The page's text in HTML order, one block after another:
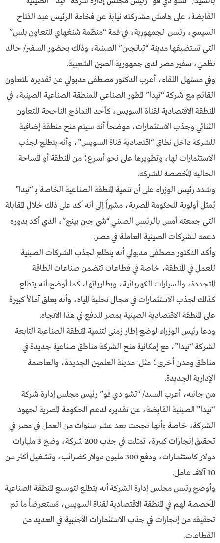
القابضة، على هامش مشاركته نيابة عن فخامة الرئيس عبد الفتاح
السيسي، رئيس الجمهورية، في قمة “منظمة شنغهاي للتعاون بلس”
التي تستضيفها مدينة “تيانجين” الصينية، وذلك بحضور السفير/ خالد
نظمي، سفير مصر لدى جمهورية الصين الشعبية.
وفي مستهل اللقاء، أعرب الدكتور مصطفى مدبولي عن تقديره للتعاون
القائم مع شركة “تيدا” المطور الصناعي للمنطقة الصناعية الصينية، في
المنطقة الاقتصادية لقناة السويس، كأحد النماذج الناجحة للتعاون
الثنائي وجذب الاستثمارات، موضحاً أنه سيتم منح منطقة إضافية
للشركة داخل نطاق “اقتصادية قناة السويس”، وأنه يتطلع لجذب
الاستثمارات لها، وتطويرها على نحو أسرع؛ من المنطقة أو المساحة
الحالية المُخصصة للشركة.
وشدد رئيس الوزراء على أن تنمية المنطقة الصناعية الخاصة بـ “تيدا”
يُمثل أولوية للحكومة المصرية، مشيراً إلى أنه أكد على ذلك خلال المقابلة
التي جمعته أمس بالرئيس الصيني “شي جين بينج”، الذي أكد بدوره
دعمه للشركات الصينية العاملة في مصر.
وأكد الدكتور مصطفى مدبولي أنه يتطلع لجذب الشركات الصينية
للعمل في المنطقة، خاصة في قطاعات تتضمن صناعات الطاقة
المتجددة، والسيارات الكهربائية، وبطارياتها، كما أوضح أنه يتطلع
كذلك لجذب الاستثمارات في مجال تحلية المياه، وأنه يعلق آمالاً كبيرة
على المنطقة الاقتصادية الصينية بمصر للدفع في هذا الاتجاه.
ودعا رئيس الوزراء لوضع إطار زمني لتنمية المنطقة الصناعية التابعة
لشركة “تيدا”، مع إمكانية منح الشركة مناطق صناعية جديدة في
مناطق ومدن أخرى؛ مثل: مدينة العلمين الجديدة، والعاصمة
الإدارية الجديدة.
من جانبه، أعرب السيد/ “تشو دي فو” رئيس مجلس إدارة شركة
“تيدا” الصينية القابضة، عن تقديره لدعم الحكومة المصرية لجهود
الشركة، خاصة وأنها نجحت بعد عشر سنوات من العمل في مصر في
تحقيق إنجازات كبيرة، تمثلت في جذب 200 شركة، وضخ 3 مليارات
دولار كاستثمارات، ودفع 300 مليون دولار كضرائب، وتشغيل أكثر من
10 آلاف عامل.
وأوضح رئيس مجلس إدارة الشركة أنه يتطلع لتوسيع المنطقة الصناعية
المُخصصة لهم في المنطقة الاقتصادية لقناة السويس، مُستعرضاً ما تم
تحقيقه من إنجازات في جذب الاستثمارات الأجنبية في العديد من
القطاعات.